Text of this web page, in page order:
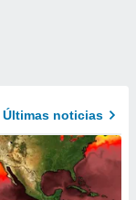
Últimas noticias